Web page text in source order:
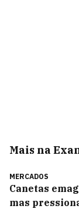
Mais na
MERCADOS
Canetas
mas